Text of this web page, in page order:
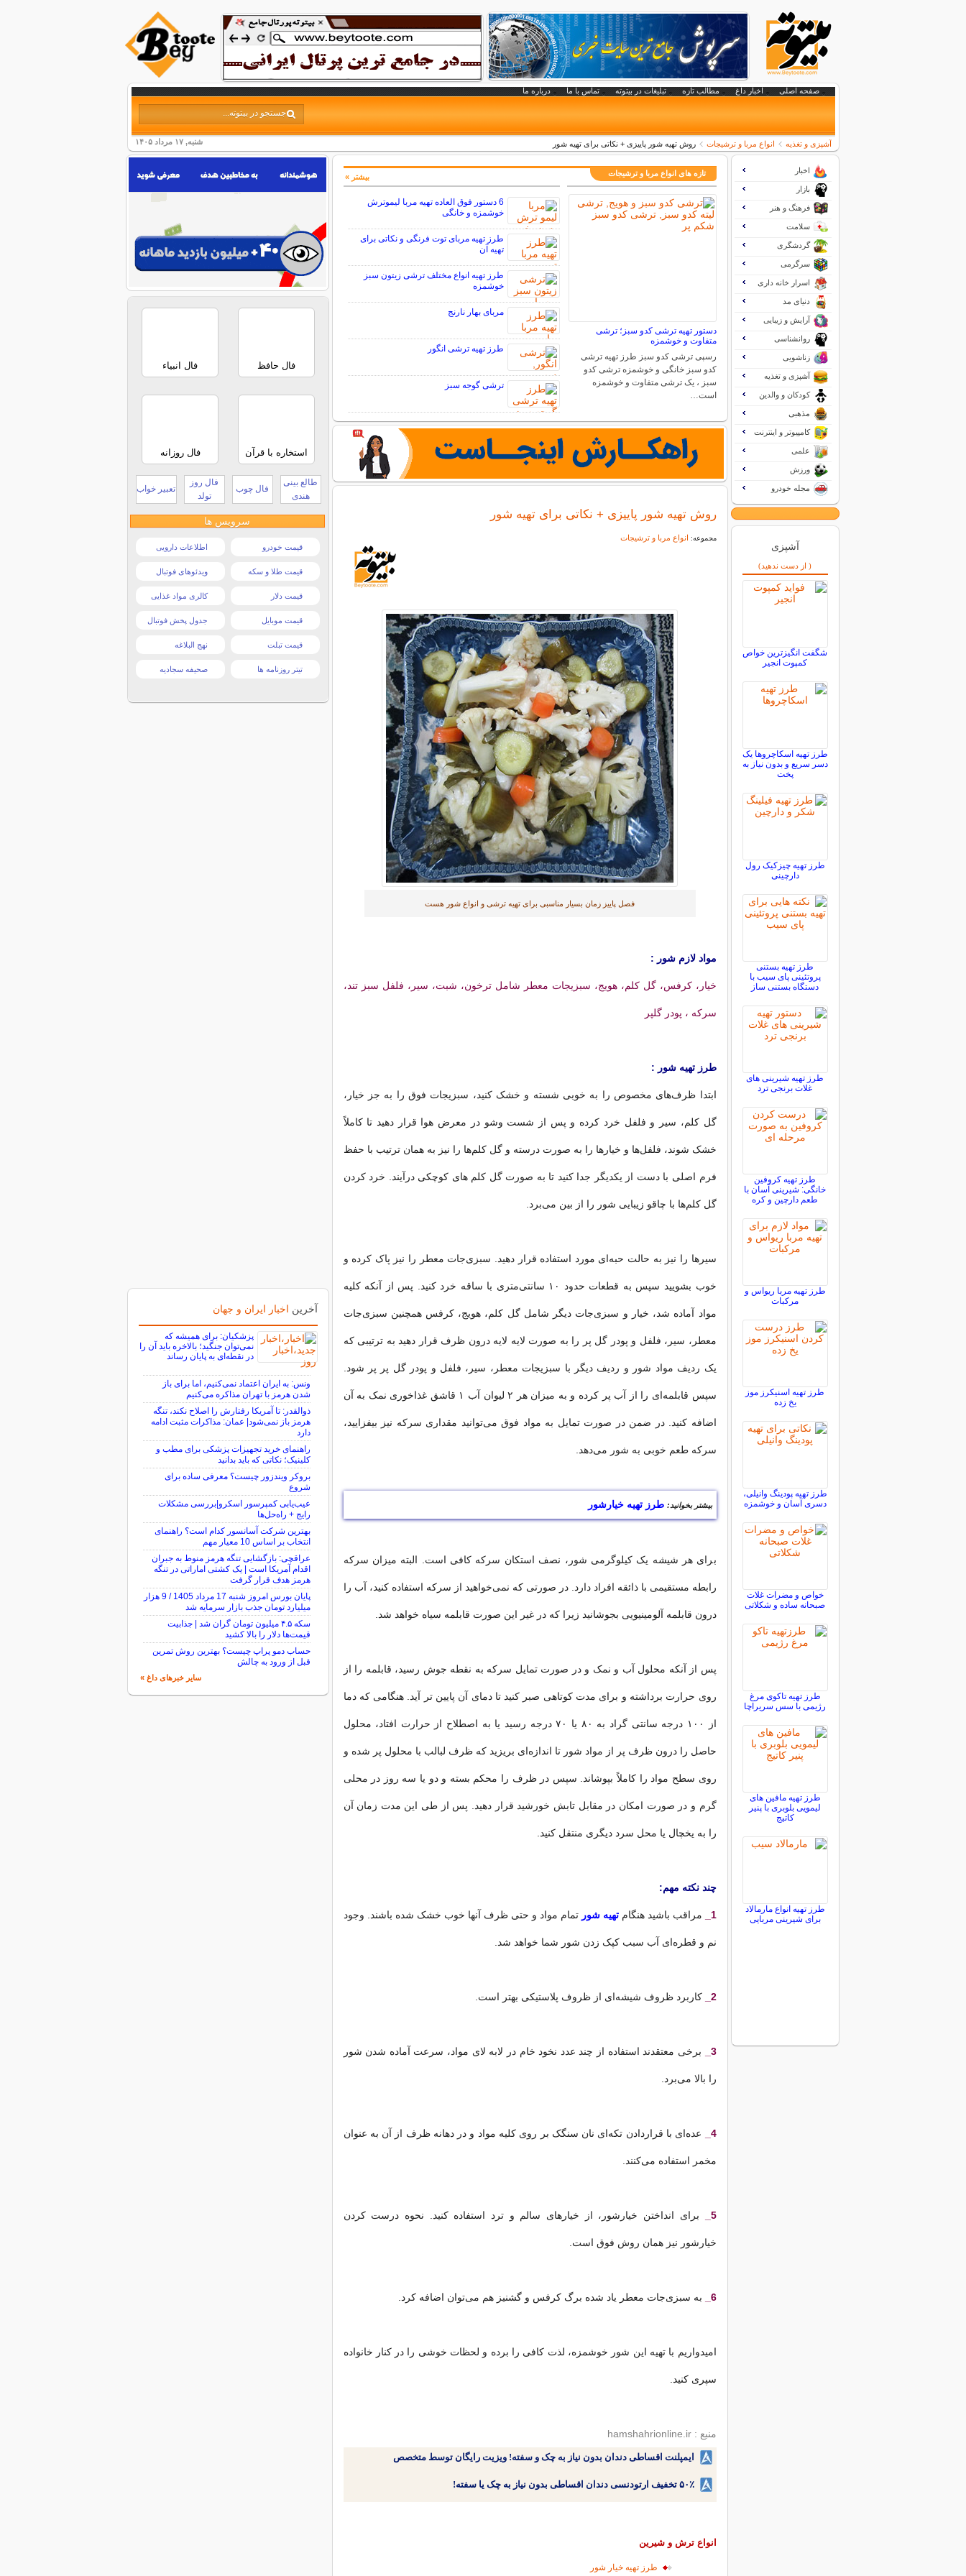
صفحه اصلی اخبار داغ مطالب تازه تبلیغات در بیتوته تماس با ما درباره ما
شنبه, ۱۷ مرداد ۱۴۰۵ آشپزی و تغذیه انواع مربا و ترشیجات روش تهیه شور پاییزی + نکاتی برای تهیه شور
تازه های انواع مربا و ترشیجات
دستور تهیه ترشی کدو سبز؛ ترشی
متفاوت و خوشمزه
رسپی ترشی کدو سبز طرز تهیه ترشی
کدو سبز خانگی و خوشمزه ترشی کدو
سبز ، یک ترشی متفاوت و خوشمزه
است…
6 دستور فوق العاده تهیه مربا لیموترش
خوشمزه و خانگی
طرز تهیه مربای توت فرنگی و نکاتی برای
تهیه آن
طرز تهیه انواع مختلف ترشی زیتون سبز
خوشمزه
مربای بهار نارنج
طرز تهیه ترشی انگور
ترشی گوجه سبز
بیشتر »
روش تهیه شور پاییزی + نکاتی برای تهیه شور
مجموعه: انواع مربا و ترشیجات
فصل پاییز زمان بسیار مناسبی برای تهیه ترشی و انواع شور هست
مواد لازم شور :
خیار، کرفس، گل کلم، هویج، سبزیجات معطر شامل ترخون، شبت، سیر، فلفل سبز تند،
سرکه ، پودر گلپر
طرز تهیه شور :
ابتدا ظرف‌های مخصوص را به خوبی شسته و خشک کنید، سبزیجات فوق را به جز خیار،
گل کلم، سیر و فلفل خرد کرده و پس از شست وشو در معرض هوا قرار دهید تا کاملاً
خشک شوند، فلفل‌ها و خیارها را به صورت درسته و گل کلم‌ها را نیز به همان ترتیب با حفظ
فرم اصلی با دست از یکدیگر جدا کنید تا به صورت گل کلم های کوچکی درآیند. خرد کردن
گل کلم‌ها با چاقو زیبایی شور را از بین می‌برد.
سیرها را نیز به حالت حبه‌ای مورد استفاده قرار دهید. سبزی‌جات معطر را نیز پاک کرده و
خوب بشویید سپس به قطعات حدود ۱۰ سانتی‌متری با ساقه خرد کنید. پس از آنکه کلیه
مواد آماده شد، خیار و سبزی‌جات دیگر شامل گل کلم، هویج، کرفس همچنین سبزی‌جات
معطر، سیر، فلفل و پودر گل پر را به صورت لایه لایه درون ظرف قرار دهید به ترتیبی که
یک ردیف مواد شور و ردیف دیگر با سبزیجات معطر، سیر، فلفل و پودر گل پر پر شود.
سپس قابلمه‌ای را از آب پر کرده و به میزان هر ۲ لیوان آب ۱ قاشق غذاخوری نمک به آن
اضافه کنید. در ضمن در صورت تمایل به مواد فوق می‌توانید مقداری سرکه نیز بیفزایید،
سرکه طعم خوبی به شور می‌دهد.
بیشتر بخوانید: طرز تهیه خیارشور
برای هر شیشه یک کیلوگرمی شور، نصف استکان سرکه کافی است. البته میزان سرکه
رابطه مستقیمی با ذائقه افراد دارد. در صورتی که نمی‌خواهید از سرکه استفاده کنید، آب را
درون قابلمه آلومینیویی بجوشانید زیرا که در غیر این صورت قابلمه سیاه خواهد شد.
پس از آنکه محلول آب و نمک و در صورت تمایل سرکه به نقطه جوش رسید، قابلمه را از
روی حرارت برداشته و برای مدت کوتاهی صبر کنید تا دمای آن پایین تر آید. هنگامی که دما
از ۱۰۰ درجه سانتی گراد به ۸۰ یا ۷۰ درجه رسید یا به اصطلاح از حرارت افتاد، محلول
حاصل را درون ظرف پر از مواد شور تا اندازه‌ای بریزید که ظرف لبالب با محلول پر شده و
روی سطح مواد را کاملاً بپوشاند. سپس در ظرف را محکم بسته و دو یا سه روز در محلی
گرم و در صورت امکان در مقابل تابش خورشید قرار دهید. پس از طی این مدت زمان آن
را به یخچال یا محل سرد دیگری منتقل کنید.
چند نکته مهم:
1_ مراقب باشید هنگامتهیه شور تمام مواد و حتی ظرف آنها خوب خشک شده باشند. وجود
نم و قطره‌ای آب سبب کپک زدن شور شما خواهد شد.
2_ کاربرد ظروف شیشه‌ای از ظروف پلاستیکی بهتر است.
3_ برخی معتقدند استفاده از چند عدد نخود خام در لابه لای مواد، سرعت آماده شدن شور
را بالا می‌برد.
4_ عده‌ای با قراردادن تکه‌ای نان سنگک بر روی کلیه مواد و در دهانه ظرف از آن به عنوان
مخمر استفاده می‌کنند.
5_ برای انداختن خیارشور، از خیارهای سالم و ترد استفاده کنید. نحوه درست کردن
خیارشور نیز همان روش فوق است.
6_ به سبزی‌جات معطر یاد شده برگ کرفس و گشنیز هم می‌توان اضافه کرد.
امیدواریم با تهیه این شور خوشمزه، لذت کافی را برده و لحظات خوشی را در کنار خانواده
سپری کنید.
منبع : hamshahrionline.ir
ایمپلنت اقساطی دندان بدون نیاز به چک و سفته! ویزیت رایگان توسط متخصص
۵۰٪ تخفیف ارتودنسی دندان اقساطی بدون نیاز به چک یا سفته!
انواع ترش و شیرین
طرز تهیه خیار شور
اخبار
بازار
فرهنگ و هنر
سلامت
گردشگری
سرگرمی
اسرار خانه داری
دنیای مد
آرایش و زیبایی
روانشناسی
زناشویی
آشپزی و تغذیه
کودکان و والدین
مذهبی
کامپیوتر و اینترنت
علمی
ورزش
مجله خودرو
آشپزی
( از دست ندهید)
شگفت انگیزترین خواص
کمپوت انجیر
طرز تهیه اسکاچروها یک
دسر سریع و بدون نیاز به
پخت
طرز تهیه چیزکیک رول
دارچینی
طرز تهیه بستنی
پروتئینی پای سیب با
دستگاه بستنی ساز
طرز تهیه شیرینی های
غلات برنجی ترد
طرز تهیه کروفین
خانگی: شیرینی آسان با
طعم دارچین و کره
طرز تهیه مربا ریواس و
مرکبات
طرز تهیه اسنیکرز موز
یخ زده
طرز تهیه پودینگ وانیلی،
دسری آسان و خوشمزه
خواص و مضرات غلات
صبحانه ساده و شکلاتی
طرز تهیه تاکوی مرغ
رژیمی با سس سریراچا
طرز تهیه مافین های
لیمویی بلوبری با پنیر
کاتیج
طرز تهیه انواع مارمالاد
برای شیرینی مربایی
فال حافظ فال انبیاء
استخاره با قرآن فال روزانه
طالع بینی
هندی
فال چوب
فال روز
تولد
تعبیر خواب
سرویس ها
قیمت خودرو اطلاعات دارویی
قیمت طلا و سکه ویدئوهای فوتبال
قیمت دلار کالری مواد غذایی
قیمت موبایل جدول پخش فوتبال
قیمت تبلت نهج البلاغه
تیتر روزنامه ها صحیفه سجادیه
آخرین اخبار ایران و جهان
پزشکیان: برای همیشه که
نمی‌توان جنگید؛ بالاخره باید آن را
در نقطه‌ای به پایان رساند
ونس: به ایران اعتماد نمی‌کنیم، اما برای باز
شدن هرمز با تهران مذاکره می‌کنیم
ذوالقدر: تا آمریکا رفتارش را اصلاح نکند، تنگه
هرمز باز نمی‌شود| عمان: مذاکرات مثبت ادامه
دارد
راهنمای خرید تجهیزات پزشکی برای مطب و
کلینیک؛ نکاتی که باید بدانید
بروکر ویندزور چیست؟ معرفی ساده برای
شروع
عیب‌یابی کمپرسور اسکرو|بررسی مشکلات
رایج + راه‌حل‌ها
بهترین شرکت آسانسور کدام است؟ راهنمای
انتخاب بر اساس 10 معیار مهم
عراقچی: بازگشایی تنگه هرمز منوط به جبران
اقدام آمریکا است | یک کشتی اماراتی در تنگه
هرمز هدف قرار گرفت
پایان بورس امروز شنبه 17 مرداد 1405 / 9 هزار
میلیارد تومان جذب بازار سرمایه شد
سکه ۴.۵ میلیون تومان گران شد | جذابیت
قیمت‌ها دلار را بالا کشید
حساب دمو پراپ چیست؟ بهترین روش تمرین
قبل از ورود به چالش
سایر خبرهای داغ »